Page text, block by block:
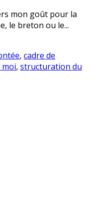
mon goût pour la
le breton ou le...
, cadre de
, structuration du